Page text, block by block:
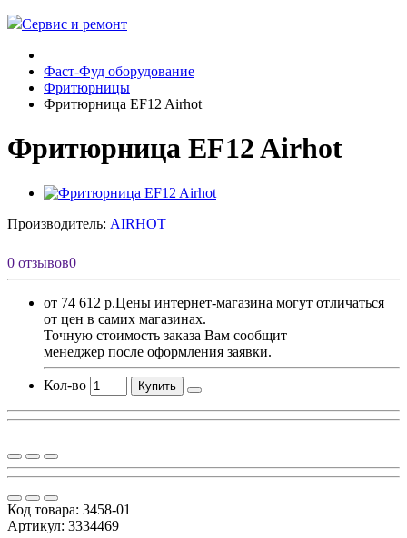
Сервис и ремонт
Фаст-Фуд оборудование
Фритюрницы
Фритюрница EF12 Airhot
Фритюрница EF12 Airhot
Производитель: AIRHOT
0 отзывов0
от 74 612 р.Цены интернет-магазина могут отличаться
от цен в самих магазинах.
Точную стоимость заказа Вам сообщит
менеджер после оформления заявки.
Кол-во Купить
Код товара: 3458-01
Артикул: 3334469